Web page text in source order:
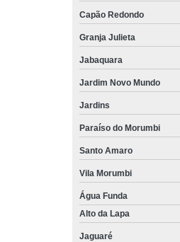
Capão Redondo
Granja Julieta
Jabaquara
Jardim Novo Mundo
Jardins
Paraíso do Morumbi
Santo Amaro
Vila Morumbi
Água Funda
Alto da Lapa
Jaguaré